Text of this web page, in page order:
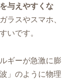
与えやすくな
ラスやスマホ、
いです。
ギーが急激に膨
」のように物理